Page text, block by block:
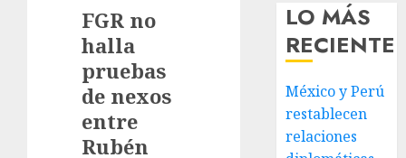
FGR no
halla
pruebas
de nexos
entre
Rubén
LO MÁS
RECIENTE
México y Perú
restablecen
relaciones